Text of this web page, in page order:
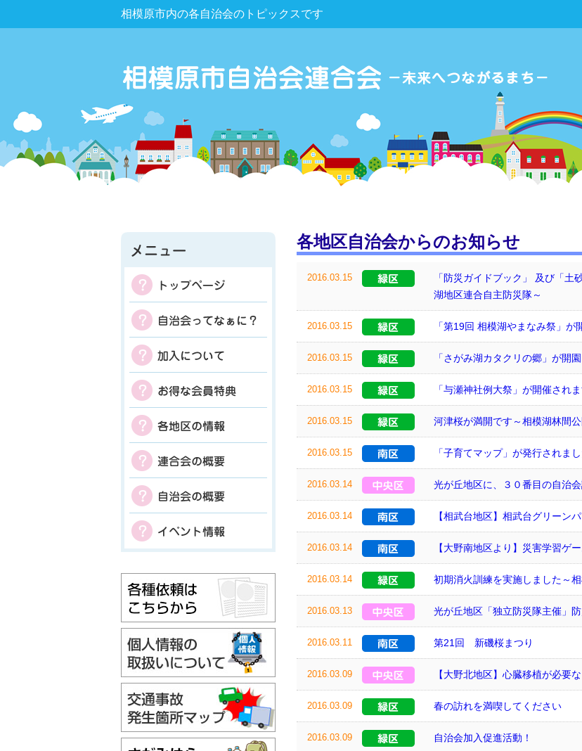
相模原市内の各自治会のトピックスです
各地区自治会からのお知らせ
2016.03.15
「防災ガイドブック」 及び「
湖地区連合自主防災隊～
2016.03.15 「第19回 相模湖やまなみ祭」が
2016.03.15 「さがみ湖カタクリの郷」が開
2016.03.15 「与瀬神社例大祭」が開催され
2016.03.15 河津桜が満開です～相模湖林間
2016.03.15 「子育てマップ」が発行されまし
2016.03.14 光が丘地区に、３０番目の自治会
2016.03.14 【相武台地区】相武台グリーン
2016.03.14 【大野南地区より】災害学習ゲ
2016.03.14 初期消火訓練を実施しました～
2016.03.13 光が丘地区「独立防災隊主催」防
2016.03.11 第21回 新磯桜まつり
2016.03.09 【大野北地区】心臓移植が必要
2016.03.09 春の訪れを満喫してください
2016.03.09 自治会加入促進活動！